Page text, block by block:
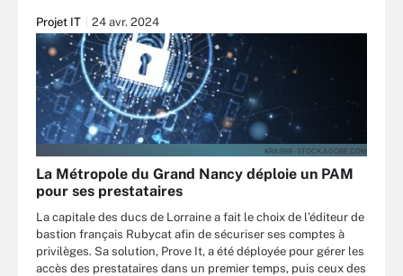
Projet IT 24 avr. 2024
KRAS99 - STOCK.ADOBE.COM
La Métropole du Grand Nancy déploie un PAM
pour ses prestataires
La capitale des ducs de Lorraine a fait le choix de l’éditeur de
bastion français Rubycat afin de sécuriser ses comptes à
privilèges. Sa solution, Prove It, a été déployée pour gérer les
accès des prestataires dans un premier temps, puis ceux des